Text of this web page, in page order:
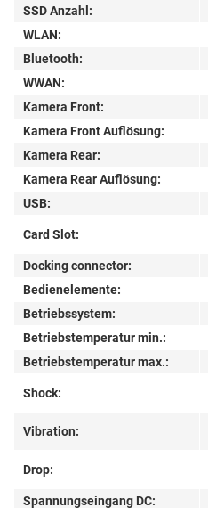
SSD Anzahl:
WLAN:
Bluetooth:
WWAN:
Kamera Front:
Kamera Front Auflösung:
Kamera Rear:
Kamera Rear Auflösung:
USB:
Card Slot:
Docking connector:
Bedienelemente:
Betriebssystem:
Betriebstemperatur min.:
Betriebstemperatur max.:
Shock:
Vibration:
Drop:
Spannungseingang DC: